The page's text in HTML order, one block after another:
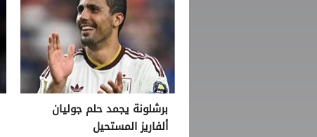
برشلونة يجمد حلم جوليان
ألفاريز المستحيل